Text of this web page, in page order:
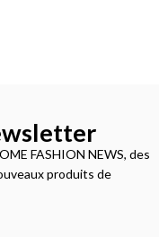
FASHION NEWS, des
produits de